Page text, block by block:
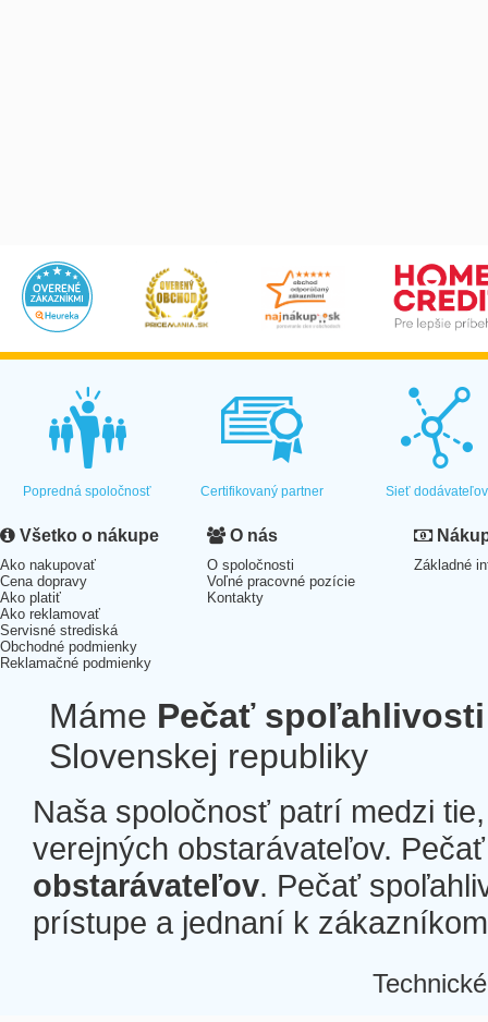
Popredná spoločnosť Certifikovaný partner Sieť dodávateľov
Všetko o nákupe
Ako nakupovať
Cena dopravy
Ako platiť
Ako reklamovať
Servisné strediská
Obchodné podmienky
Reklamačné podmienky
O nás
O spoločnosti
Voľné pracovné pozície
Kontakty
Základné
Máme Pečať spoľahlivosti
Slovenskej republiky
Naša spoločnosť patrí medzi
verejných obstarávateľov.
obstarávateľov. Pečať
prístupe a jednaní k